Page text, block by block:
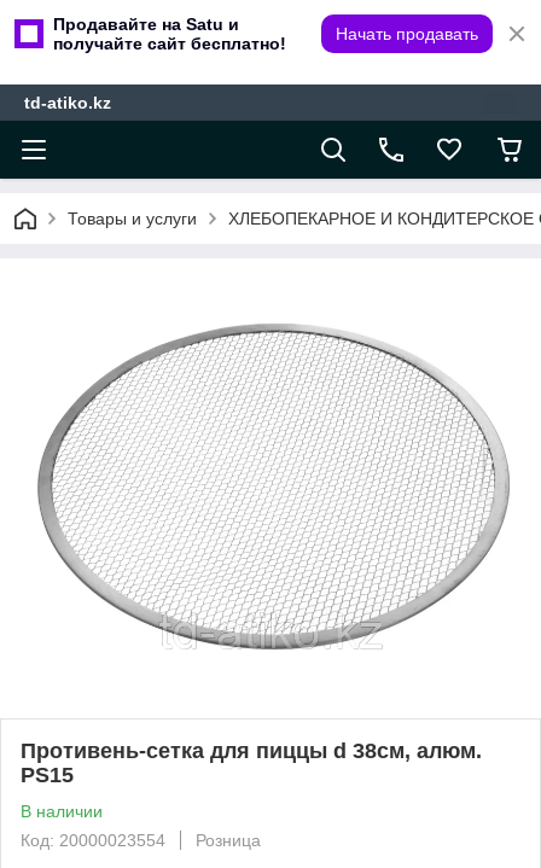
Продавайте на Satu и
получайте сайт бесплатно!
Начать продавать
td-atiko.kz
Товары и услуги ХЛЕБОПЕКАРНОЕ И
Противень-сетка для пиццы d 38см, алюм.
PS15
В наличии
Код: 20000023554
Розница